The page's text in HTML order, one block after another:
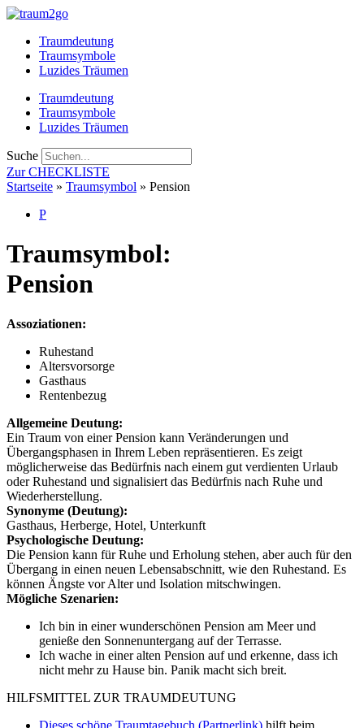
Zum
springenTraumdeutung
Traumsymbole
Luzides Träumen
Traumdeutung
Traumsymbole
Luzides Träumen
Suche
Zur CHECKLISTE
Startseite » Traumsymbol » Pension
P
Traumsymbol:
Pension
Assoziationen:
Ruhestand
Altersvorsorge
Gasthaus
Rentenbezug
Allgemeine Deutung:
Ein Traum von einer Pension kann Veränderungen und
Übergangsphasen in Ihrem Leben repräsentieren. Es zeigt
möglicherweise das Bedürfnis nach einem gut verdienten Urlaub
oder Ruhestand und signalisiert das Bedürfnis nach Ruhe und
Wiederherstellung.
Synonyme (Deutung):
Gasthaus, Herberge, Hotel, Unterkunft
Psychologische Deutung:
Die Pension kann für Ruhe und Erholung stehen, aber auch für den
Übergang in einen neuen Lebensabschnitt, wie den Ruhestand. Es
können Ängste vor Alter und Isolation mitschwingen.
Mögliche Szenarien:
Ich bin in einer wunderschönen Pension am Meer und
genieße den Sonnenuntergang auf der Terrasse.
Ich wache in einer alten Pension auf und erkenne, dass ich
nicht mehr zu Hause bin. Panik macht sich breit.
HILFSMITTEL ZUR TRAUMDEUTUNG
Dieses schöne Traumtagebuch (Partnerlink) hilft beim